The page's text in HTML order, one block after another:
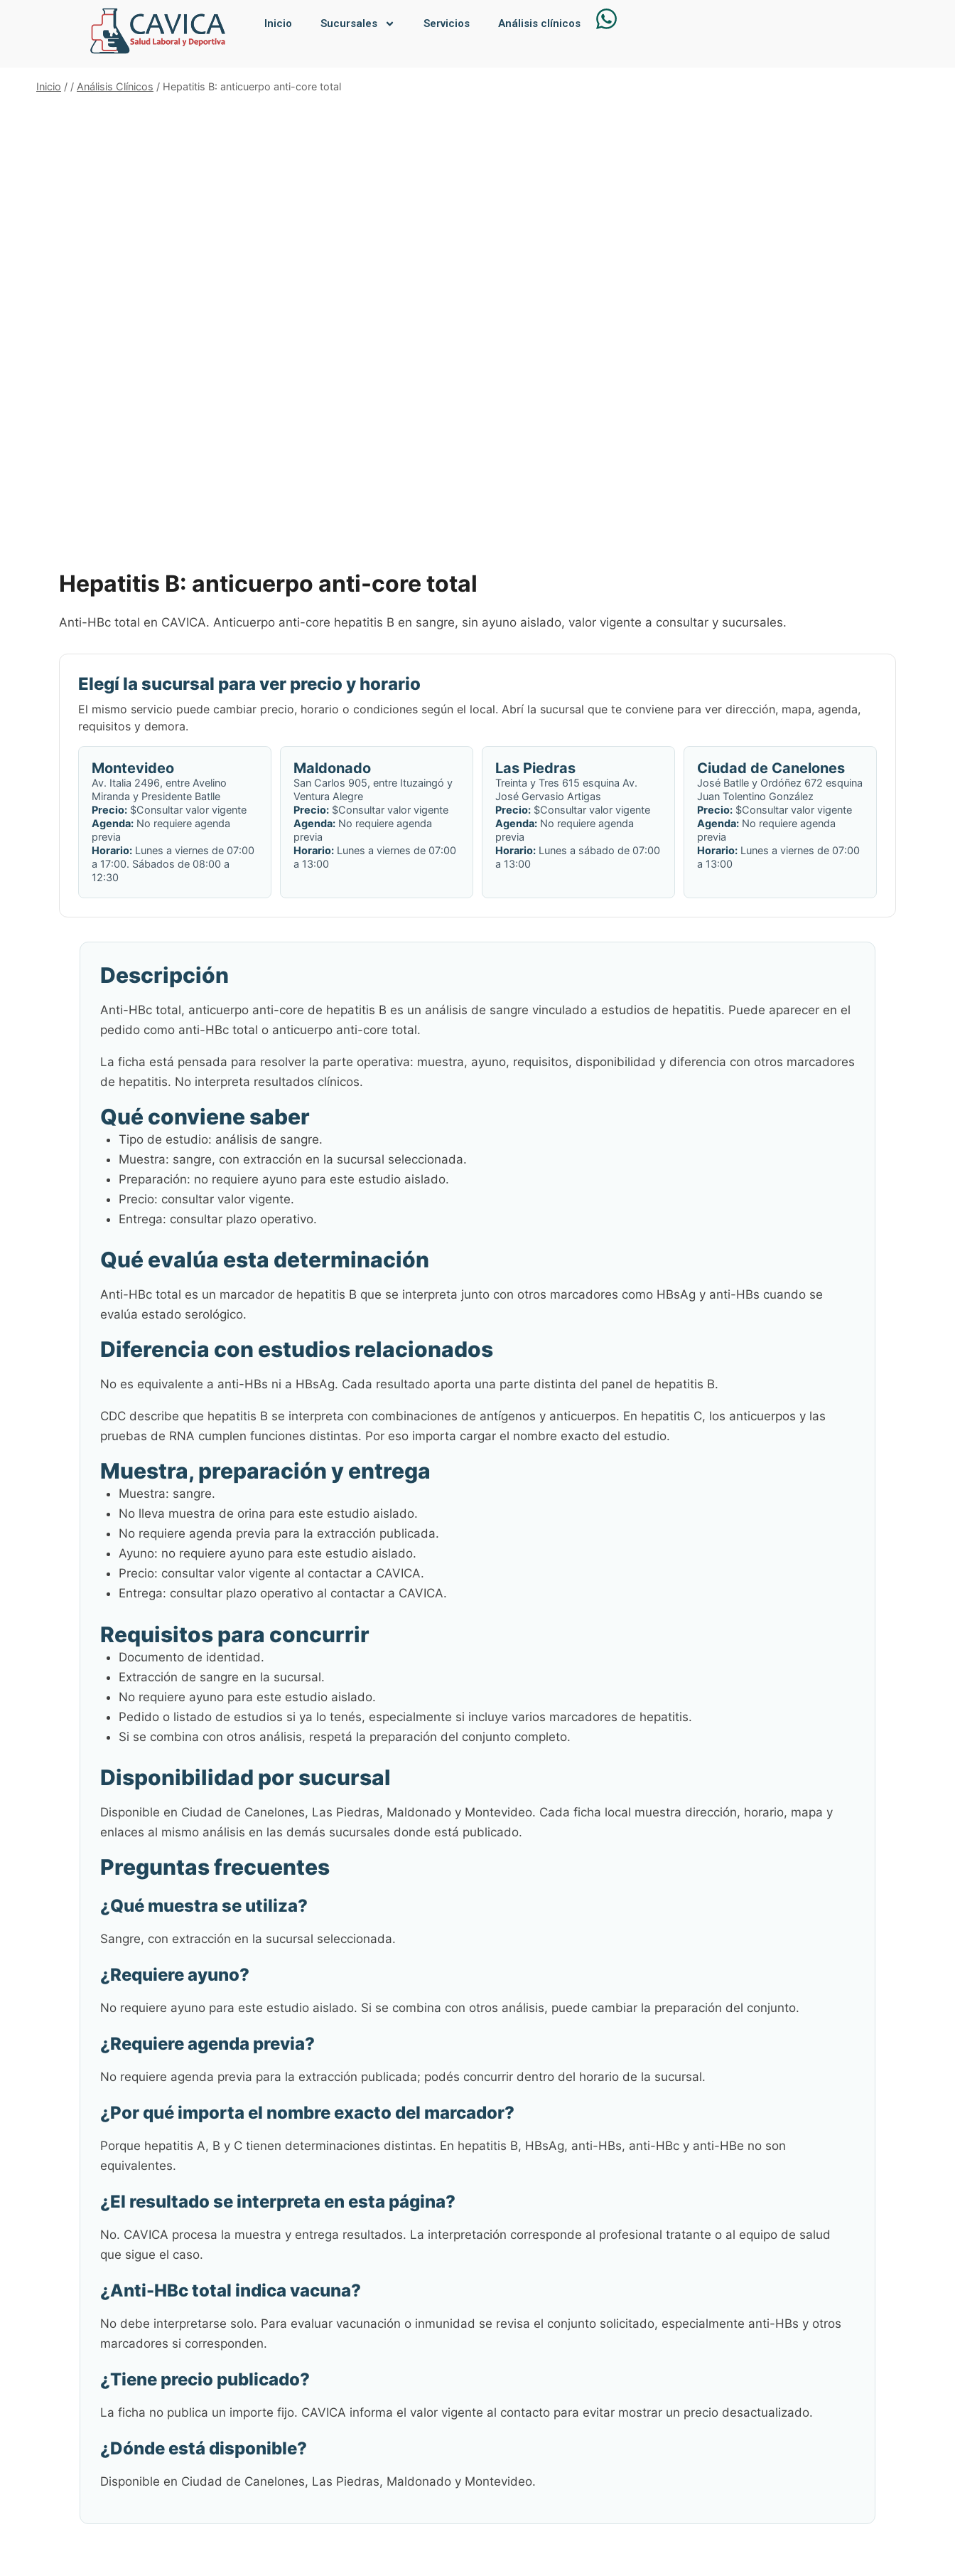
Inicio Sucursales Servicios Análisis clínicos
Inicio / / Análisis Clínicos / Hepatitis B: anticuerpo anti-core total
Hepatitis B: anticuerpo anti-core total
Anti-HBc total en CAVICA. Anticuerpo anti-core hepatitis B en sangre, sin ayuno aislado, valor vigente a consultar y sucursales.
Elegí la sucursal para ver precio y horario
El mismo servicio puede cambiar precio, horario o condiciones según el local. Abrí la sucursal que te conviene para ver dirección, mapa, agenda,
requisitos y demora.
Montevideo
Av. Italia 2496, entre Avelino
Miranda y Presidente Batlle
Precio: $Consultar valor vigente
Agenda: No requiere agenda
previa
Horario: Lunes a viernes de 07:00
a 17:00. Sábados de 08:00 a
12:30
Maldonado
San Carlos 905, entre Ituzaingó y
Ventura Alegre
Precio: $Consultar valor vigente
Agenda: No requiere agenda
previa
Horario: Lunes a viernes de 07:00
a 13:00
Las Piedras
Treinta y Tres 615 esquina Av.
José Gervasio Artigas
Precio: $Consultar valor vigente
Agenda: No requiere agenda
previa
Horario: Lunes a sábado de 07:00
a 13:00
Ciudad de Canelones
José Batlle y Ordóñez 672 esquina
Juan Tolentino González
Precio: $Consultar valor vigente
Agenda: No requiere agenda
previa
Horario: Lunes a viernes de 07:00
a 13:00
Descripción
Anti-HBc total, anticuerpo anti-core de hepatitis B es un análisis de sangre vinculado a estudios de hepatitis. Puede aparecer en el
pedido como anti-HBc total o anticuerpo anti-core total.
La ficha está pensada para resolver la parte operativa: muestra, ayuno, requisitos, disponibilidad y diferencia con otros marcadores
de hepatitis. No interpreta resultados clínicos.
Qué conviene saber
Tipo de estudio: análisis de sangre.
Muestra: sangre, con extracción en la sucursal seleccionada.
Preparación: no requiere ayuno para este estudio aislado.
Precio: consultar valor vigente.
Entrega: consultar plazo operativo.
Qué evalúa esta determinación
Anti-HBc total es un marcador de hepatitis B que se interpreta junto con otros marcadores como HBsAg y anti-HBs cuando se
evalúa estado serológico.
Diferencia con estudios relacionados
No es equivalente a anti-HBs ni a HBsAg. Cada resultado aporta una parte distinta del panel de hepatitis B.
CDC describe que hepatitis B se interpreta con combinaciones de antígenos y anticuerpos. En hepatitis C, los anticuerpos y las
pruebas de RNA cumplen funciones distintas. Por eso importa cargar el nombre exacto del estudio.
Muestra, preparación y entrega
Muestra: sangre.
No lleva muestra de orina para este estudio aislado.
No requiere agenda previa para la extracción publicada.
Ayuno: no requiere ayuno para este estudio aislado.
Precio: consultar valor vigente al contactar a CAVICA.
Entrega: consultar plazo operativo al contactar a CAVICA.
Requisitos para concurrir
Documento de identidad.
Extracción de sangre en la sucursal.
No requiere ayuno para este estudio aislado.
Pedido o listado de estudios si ya lo tenés, especialmente si incluye varios marcadores de hepatitis.
Si se combina con otros análisis, respetá la preparación del conjunto completo.
Disponibilidad por sucursal
Disponible en Ciudad de Canelones, Las Piedras, Maldonado y Montevideo. Cada ficha local muestra dirección, horario, mapa y
enlaces al mismo análisis en las demás sucursales donde está publicado.
Preguntas frecuentes
¿Qué muestra se utiliza?
Sangre, con extracción en la sucursal seleccionada.
¿Requiere ayuno?
No requiere ayuno para este estudio aislado. Si se combina con otros análisis, puede cambiar la preparación del conjunto.
¿Requiere agenda previa?
No requiere agenda previa para la extracción publicada; podés concurrir dentro del horario de la sucursal.
¿Por qué importa el nombre exacto del marcador?
Porque hepatitis A, B y C tienen determinaciones distintas. En hepatitis B, HBsAg, anti-HBs, anti-HBc y anti-HBe no son
equivalentes.
¿El resultado se interpreta en esta página?
No. CAVICA procesa la muestra y entrega resultados. La interpretación corresponde al profesional tratante o al equipo de salud
que sigue el caso.
¿Anti-HBc total indica vacuna?
No debe interpretarse solo. Para evaluar vacunación o inmunidad se revisa el conjunto solicitado, especialmente anti-HBs y otros
marcadores si corresponden.
¿Tiene precio publicado?
La ficha no publica un importe fijo. CAVICA informa el valor vigente al contacto para evitar mostrar un precio desactualizado.
¿Dónde está disponible?
Disponible en Ciudad de Canelones, Las Piedras, Maldonado y Montevideo.